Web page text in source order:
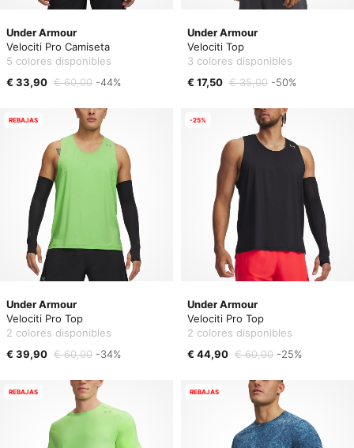
Under Armour
Velociti Pro Camiseta
5 colores disponibles
€ 33,90 € 60,00 -44%
Under Armour
Velociti Top
3 colores disponibles
€ 17,50 € 35,00 -50%
Under Armour
Velociti Pro Top
2 colores disponibles
€ 39,90 € 60,00 -34%
REBAJAS
Under Armour
Velociti Pro Top
2 colores disponibles
€ 44,90 € 60,00 -25%
-25%
REBAJAS REBAJAS